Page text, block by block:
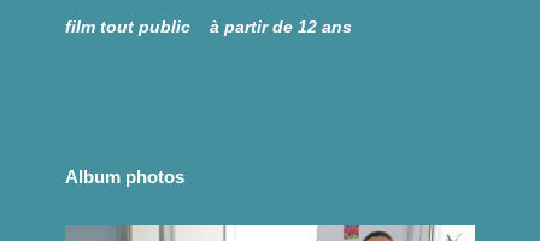
film tout public à partir de 12 ans
Album photos